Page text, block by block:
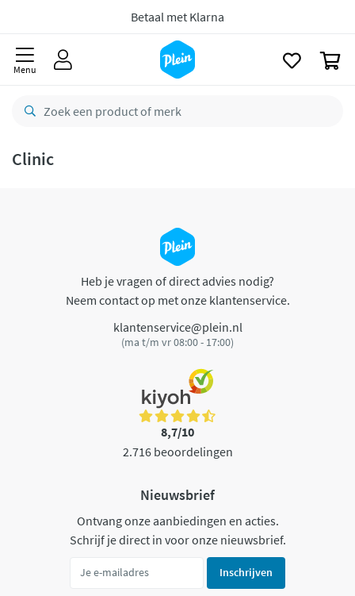
Betaal met Klarna
Menu
Clinic
Heb je vragen of direct advies nodig?
Neem contact op met onze klantenservice.
klantenservice@plein.nl
(ma t/m vr 08:00 - 17:00)
8,7/10
2.716 beoordelingen
Nieuwsbrief
Ontvang onze aanbiedingen en acties.
Schrijf je direct in voor onze nieuwsbrief.
Inschrijven